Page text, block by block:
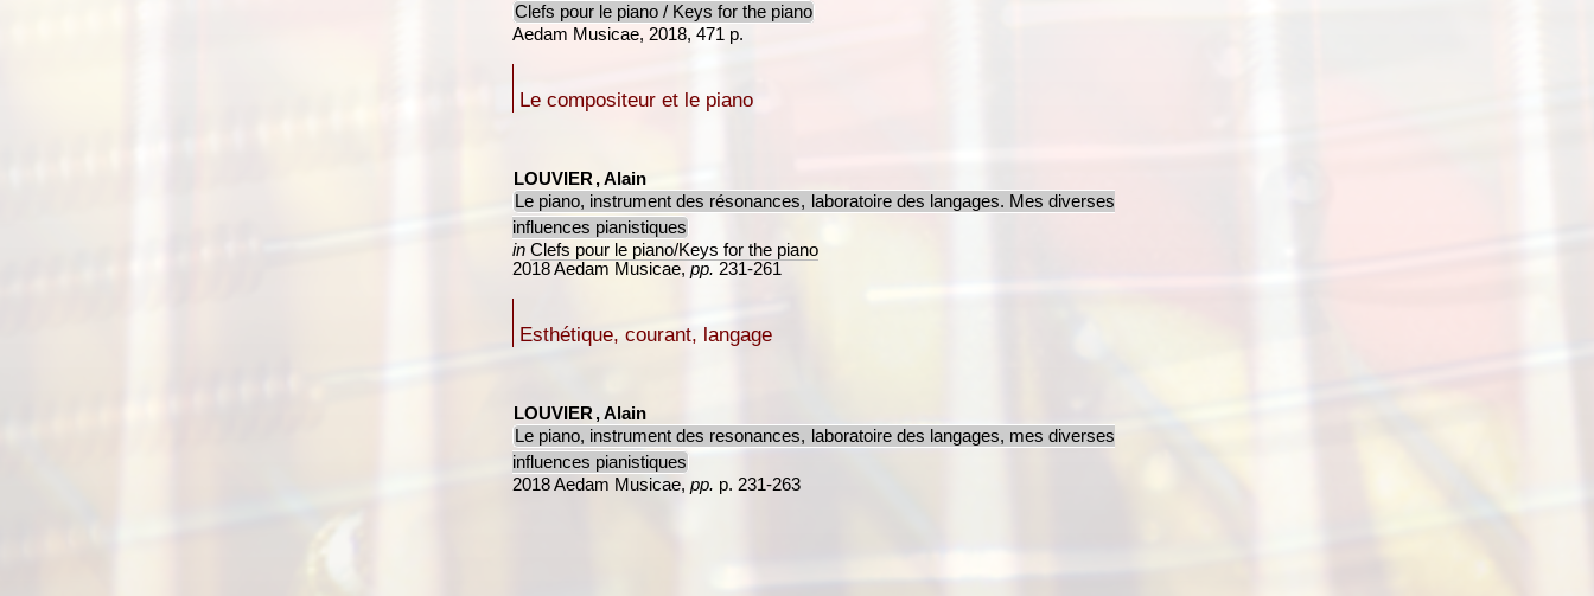
Clefs pour le piano / Keys for the piano
Aedam Musicae, 2018, 471 p.
Le compositeur et le piano
LOUVIER , Alain
Le piano, instrument des résonances, laboratoire des langages. Mes diverses
influences pianistiques
in Clefs pour le piano/Keys for the piano
2018 Aedam Musicae, pp. 231-261
Esthétique, courant, langage
LOUVIER , Alain
Le piano, instrument des resonances, laboratoire des langages, mes diverses
influences pianistiques
2018 Aedam Musicae, pp. p. 231-263